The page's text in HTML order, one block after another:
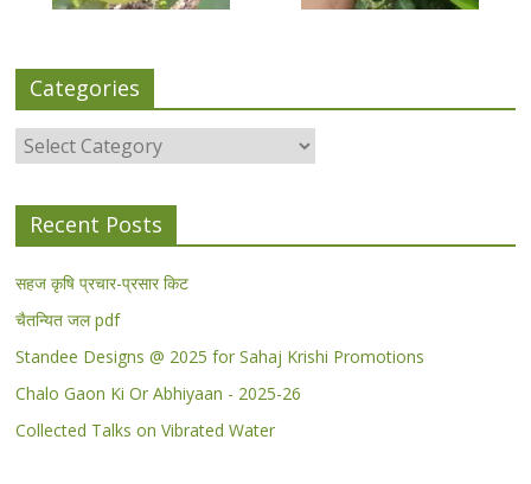
Categories
Categories
Recent Posts
सहज कृषि प्रचार-प्रसार किट
चैतन्यित जल pdf
Standee Designs @ 2025 for Sahaj Krishi Promotions
Chalo Gaon Ki Or Abhiyaan - 2025-26
Collected Talks on Vibrated Water